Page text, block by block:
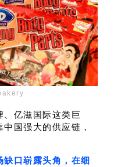
、亿滋国际这类巨
国强大的供应链，
口崭露头角，在细